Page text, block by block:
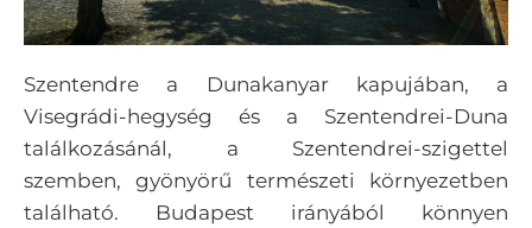
Szentendre a Dunakanyar kapujában, a
Visegrádi-hegység és a Szentendrei-Duna
találkozásánál, a Szentendrei-szigettel
szemben, gyönyörű természeti környezetben
található. Budapest irányából könnyen